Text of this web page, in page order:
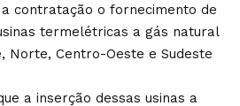
contratação o fornecimento de
termelétricas a gás natural
Norte, Centro-Oeste e Sudeste
a inserção dessas usinas a